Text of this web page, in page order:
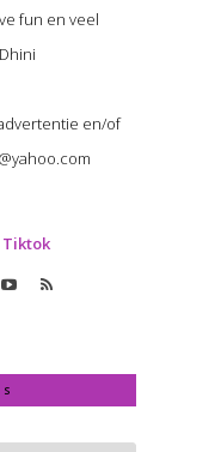
fun en veel
en/of
Tiktok